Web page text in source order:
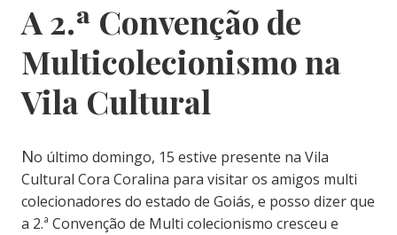
A 2.ª Convenção de
Multicolecionismo na
Vila Cultural
No último domingo, 15 estive presente na Vila
Cultural Cora Coralina para visitar os amigos multi
colecionadores do estado de Goiás, e posso dizer que
a 2.ª Convenção de Multi colecionismo cresceu e